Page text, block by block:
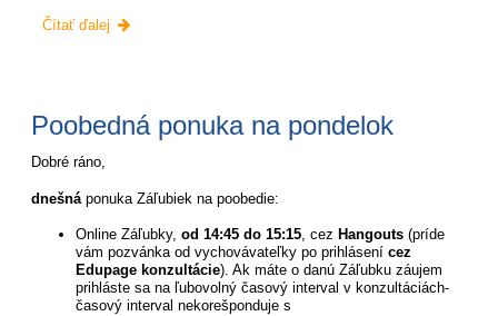
Poobedná
Čítať ďalej
Poobedná ponuka na pondelok
Dobré ráno,
dnešná ponuka Záľubiek na poobedie:
Online Záľubky,od 14:45 do 15:15, cez Hangouts(príde
vám pozvánka od vychovávateľky po prihlásenícez
Edupage konzultácie). Ak máte o danú Záľubku záujem
prihláste sa na ľubovolný časový interval v konzultáciách-
časový interval nekorešponduje s